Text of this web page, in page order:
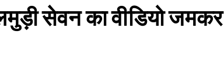
सेवन का वीडियो जमकर